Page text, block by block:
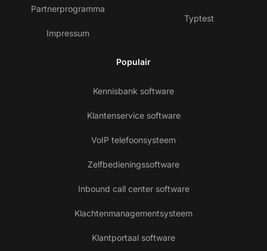
Partnerprogramma
Impressum
Typtest
Populair
Kennisbank software
Klantenservice software
VoIP telefoonsysteem
Zelfbedieningssoftware
Inbound call center software
Klachtenmanagementsysteem
Klantportaal software